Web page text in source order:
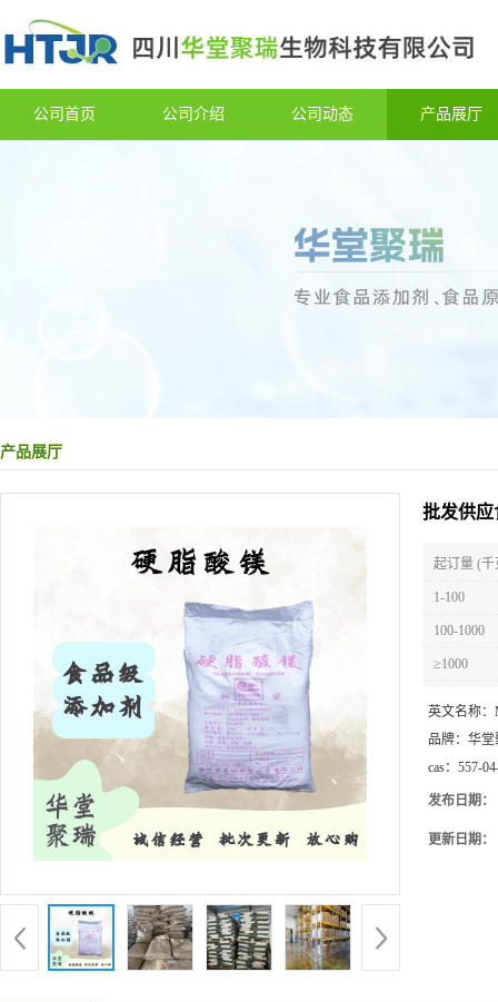
公司首页 公司介绍 公司动态 产品展厅
产品展厅
批发供应
起订量 (千
1-100
100-1000
≥1000
英文名称：
品牌： 华堂
cas： 557-
发布日期：
更新日期：